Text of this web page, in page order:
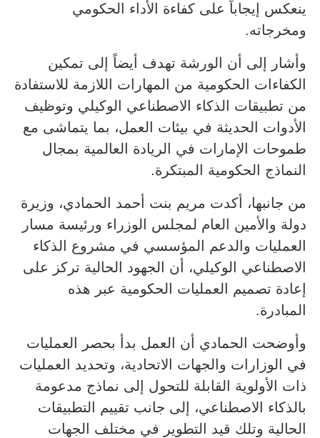
ينعكس إيجاباً على كفاءة الأداء الحكومي
ومخرجاته.
وأشار إلى أن الورشة تهدف أيضاً إلى تمكين
الكفاءات الحكومية من المهارات اللازمة للاستفادة
من تطبيقات الذكاء الاصطناعي الوكيلي وتوظيف
الأدوات الحديثة في بيئات العمل، بما يتماشى مع
طموحات الإمارات في الريادة العالمية بمجال
النماذج الحكومية المبتكرة.
من جانبها، أكدت مريم بنت أحمد الحمادي، وزيرة
دولة والأمين العام لمجلس الوزراء ورئيسة مسار
العمليات والدعم المؤسسي في مشروع الذكاء
الاصطناعي الوكيلي، أن الجهود الحالية تركز على
إعادة تصميم العمليات الحكومية عبر هذه
المبادرة.
وأوضحت الحمادي أن العمل بدأ بحصر العمليات
في الوزارات والجهات الاتحادية، وتحديد العمليات
ذات الأولوية القابلة للتحول إلى نماذج مدعومة
بالذكاء الاصطناعي، إلى جانب تقييم التطبيقات
الحالية وتلك قيد التطوير في مختلف الجهات